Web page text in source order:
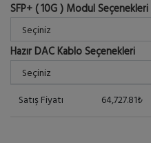
SFP+ ( 10G ) Modul Seçenekleri
Hazır DAC Kablo Seçenekleri
Satış Fiyatı 64,727.81₺